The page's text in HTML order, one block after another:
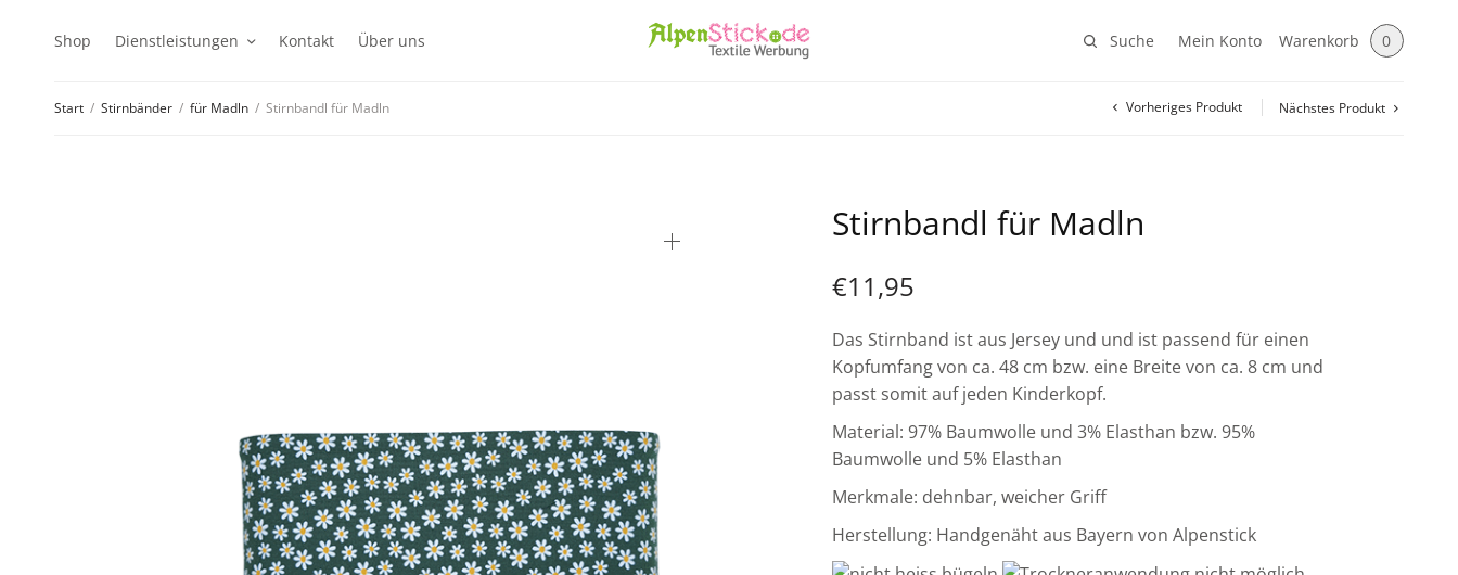
Shop Dienstleistungen Kontakt Über uns Suche Mein Konto Warenkorb 0
Start / Stirnbänder / für Madln / Stirnbandl für Madln Vorheriges Produkt Nächstes Produkt
Stirnbandl für Madln
€11,95
Das Stirnband ist aus Jersey und und ist passend für einen
Kopfumfang von ca. 48 cm bzw. eine Breite von ca. 8 cm und
passt somit auf jeden Kinderkopf.
Material: 97% Baumwolle und 3% Elasthan bzw. 95%
Baumwolle und 5% Elasthan
Merkmale: dehnbar, weicher Griff
Herstellung: Handgenäht aus Bayern von Alpenstick